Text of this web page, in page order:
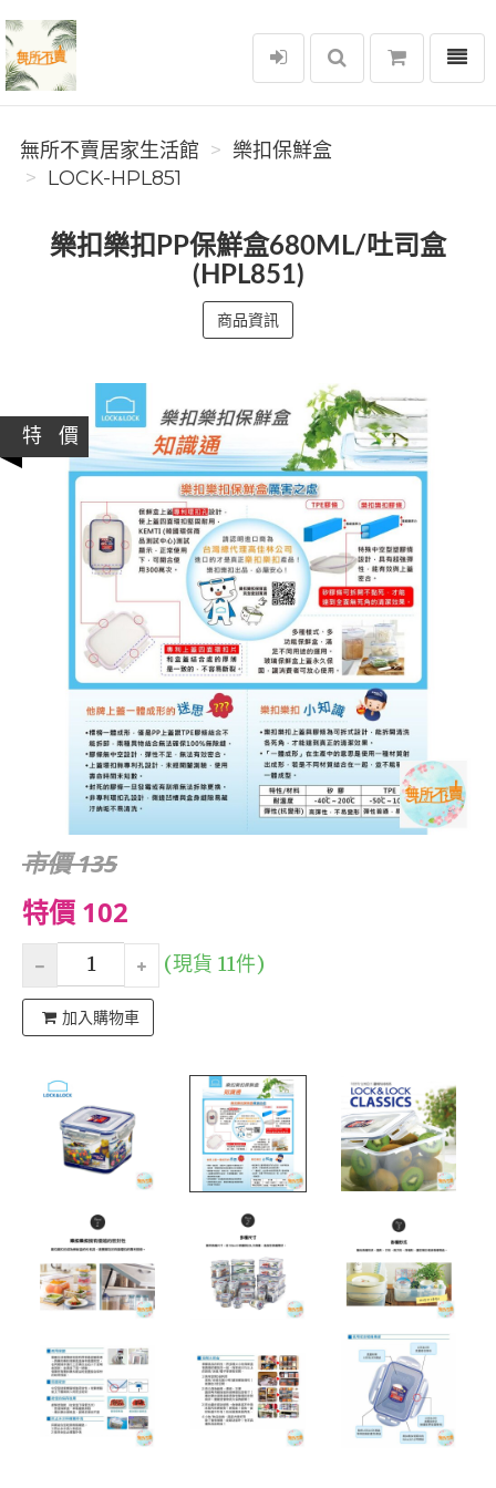
無所不賣居家生活館
選單
無所不賣居家生活館
樂扣保鮮盒
LOCK-HPL851
樂扣樂扣PP保鮮盒680ML/吐司盒
(HPL851)
商品資訊
特 價
市價 135
特價 102
(現貨 11件)
加入購物車